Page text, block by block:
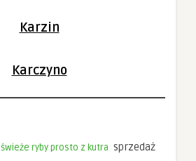
Karzin
Karczyno
świeże ryby prosto z kutra sprzedaż